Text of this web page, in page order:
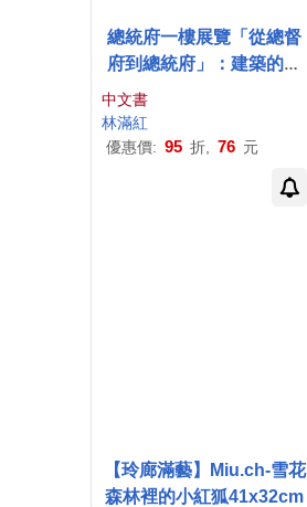
總統府一樓展覽「從總督
府到總統府」：建築的故
中文書
林滿紅
優惠價: 95 折, 76 元
【玲廊滿藝】Miu.ch-雪花
森林裡的小紅狐41x32cm